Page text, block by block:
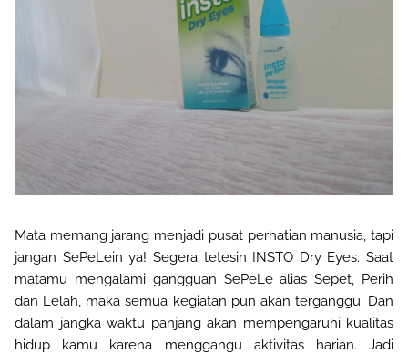
Mata memang jarang menjadi pusat perhatian manusia, tapi
jangan SePeLein ya! Segera tetesin INSTO Dry Eyes. Saat
matamu mengalami gangguan SePeLe alias Sepet, Perih
dan Lelah, maka semua kegiatan pun akan terganggu. Dan
dalam jangka waktu panjang akan mempengaruhi kualitas
hidup kamu karena menggangu aktivitas harian. Jadi